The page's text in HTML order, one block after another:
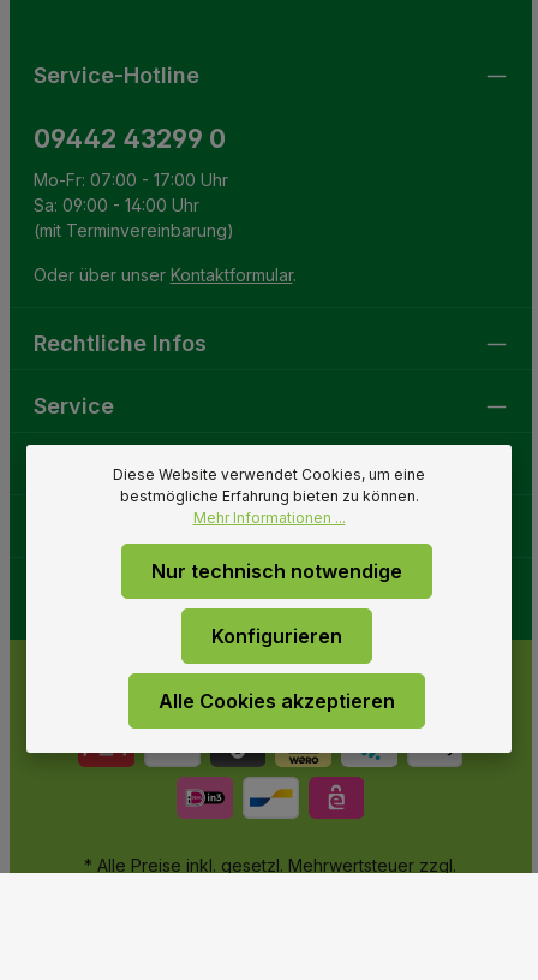
Service-Hotline
09442 43299 0
Mo-Fr: 07:00 - 17:00 Uhr
Sa: 09:00 - 14:00 Uhr
(mit Terminvereinbarung)
Oder über unser Kontaktformular.
Rechtliche Infos
Service
Gartenwelt
* Alle Preise inkl. gesetzl. Mehrwertsteuer zzgl.
Diese Website verwendet Cookies, um eine
bestmögliche Erfahrung bieten zu können.
Mehr Informationen ...
Nur technisch notwendige
Konfigurieren
Alle Cookies akzeptieren